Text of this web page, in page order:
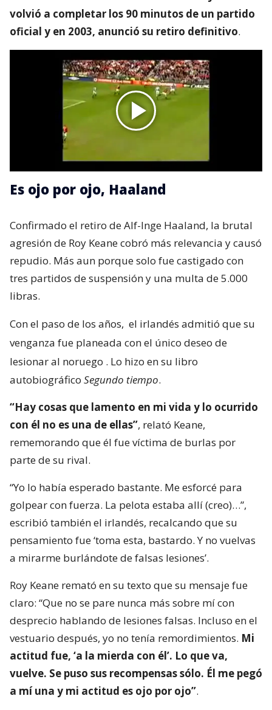
volvió a completar los 90 minutos de un partido
oficial y en 2003, anunció su retiro definitivo.
Es ojo por ojo, Haaland
Confirmado el retiro de Alf-Inge Haaland, la brutal
agresión de Roy Keane cobró más relevancia y causó
repudio. Más aun porque solo fue castigado con
tres partidos de suspensión y una multa de 5.000
libras.
Con el paso de los años, el irlandés admitió que su
venganza fue planeada con el único deseo de
lesionar al noruego . Lo hizo en su libro
autobiográfico Segundo tiempo.
“Hay cosas que lamento en mi vida y lo ocurrido
con él no es una de ellas”, relató Keane,
rememorando que él fue víctima de burlas por
parte de su rival.
“Yo lo había esperado bastante. Me esforcé para
golpear con fuerza. La pelota estaba allí (creo)…”,
escribió también el irlandés, recalcando que su
pensamiento fue ‘toma esta, bastardo. Y no vuelvas
a mirarme burlándote de falsas lesiones’.
Roy Keane remató en su texto que su mensaje fue
claro: “Que no se pare nunca más sobre mí con
desprecio hablando de lesiones falsas. Incluso en el
vestuario después, yo no tenía remordimientos. Mi
actitud fue, ‘a la mierda con él’. Lo que va,
vuelve. Se puso sus recompensas sólo. Él me pegó
a mí una y mi actitud es ojo por ojo”.